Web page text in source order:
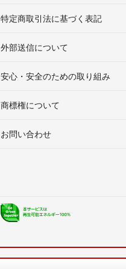
特定商取引法に基づく表記
外部送信について
安心・安全のための取り組み
商標権について
お問い合わせ